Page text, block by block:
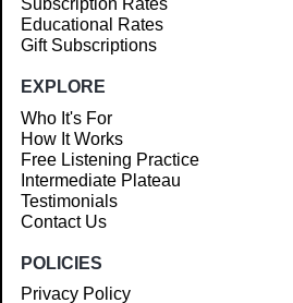
Educational Rates
Gift Subscriptions
EXPLORE
Who It's For
How It Works
Free Listening Practice
Intermediate Plateau
Testimonials
Contact Us
POLICIES
Privacy Policy